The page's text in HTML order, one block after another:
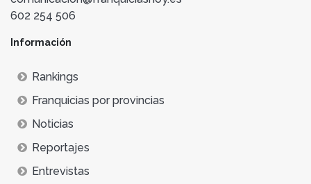
602 254 506
Información
Rankings
Franquicias por provincias
Noticias
Reportajes
Entrevistas